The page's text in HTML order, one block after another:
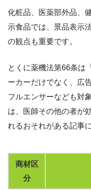
化粧品、医薬部外品、
示食品では、景品表示
の観点も重要です。
とくに薬機法第66条は
ーカーだけでなく、広
フルエンサーなども対
は、医師その他の者が
れるおそれがある記事
商材区
分